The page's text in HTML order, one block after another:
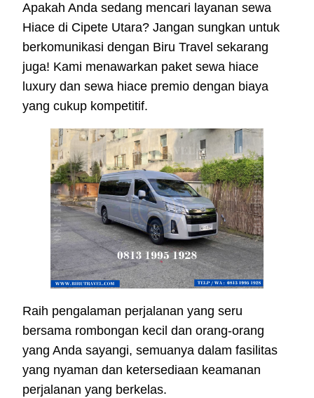
Apakah Anda sedang mencari layanan sewa
Hiace di Cipete Utara? Jangan sungkan untuk
berkomunikasi dengan Biru Travel sekarang
juga! Kami menawarkan paket sewa hiace
luxury dan sewa hiace premio dengan biaya
yang cukup kompetitif.
Raih pengalaman perjalanan yang seru
bersama rombongan kecil dan orang-orang
yang Anda sayangi, semuanya dalam fasilitas
yang nyaman dan ketersediaan keamanan
perjalanan yang berkelas.